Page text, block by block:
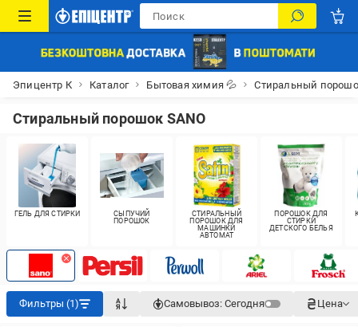
Эпицентр К Каталог Бытовая химия 💦 Стиральный
Стиральный порошок SANO
ГЕЛЬ ДЛЯ СТИРКИ
СЫПУЧИЙ
ПОРОШОК
СТИРАЛЬНЫЙ
ПОРОШОК ДЛЯ
МАШИНКИ
АВТОМАТ
ПОРОШОК ДЛЯ
СТИРКИ
ДЕТСКОГО БЕЛЬЯ
Фильтры (1) Самовывоз: Сегодня Цена